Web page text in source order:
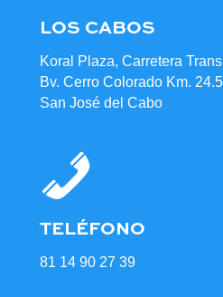
LOS CABOS
Koral Plaza, Carretera
Bv. Cerro Colorado Km.
San José del Cabo
TELÉFONO
81 14 90 27 39